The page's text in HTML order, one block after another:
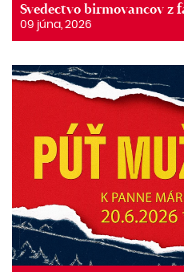
Svedectvo birmovancov z
09 júna, 2026